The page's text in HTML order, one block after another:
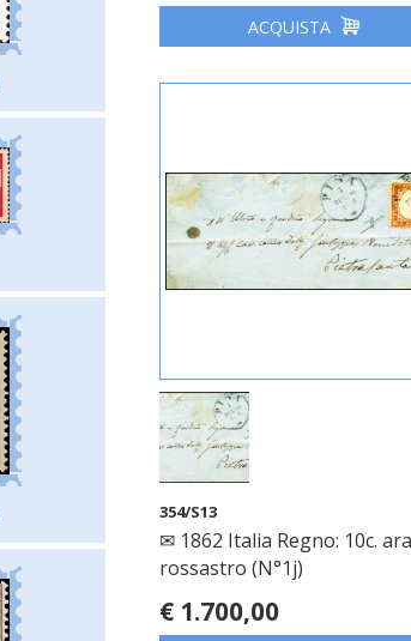
ACQUISTA
354/S13
✉ 1862 Italia Regno: 10c.
rossastro (N°1j)
€ 1.700,00